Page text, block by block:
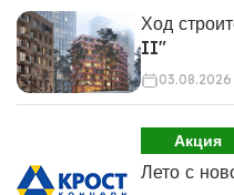
Ход
II"
03.08.2026
Акция
Лето с